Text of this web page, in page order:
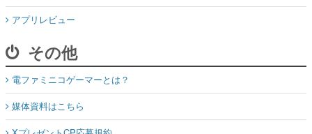
アプリレビュー
その他
電ファミニコゲーマーとは？
媒体資料はこちら